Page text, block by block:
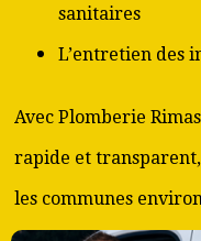
sanitaires
L’entretien des
Avec Plomberie
rapide et
les communes